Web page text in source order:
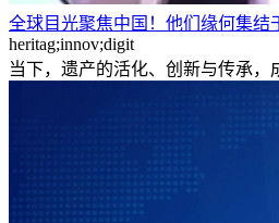
全球目光聚焦中国！他们缘何集结
heritag;innov;digit
当下，遗产的活化、创新与传承，